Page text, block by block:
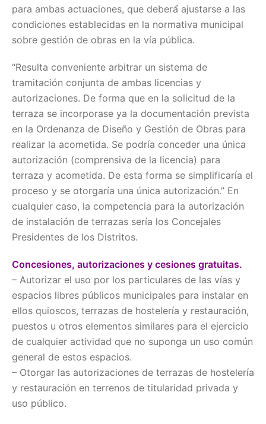
para ambas actuaciones, que deberá́ ajustarse a las
condiciones establecidas en la normativa municipal
sobre gestión de obras en la vía pública.
“Resulta conveniente arbitrar un sistema de
tramitación conjunta de ambas licencias y
autorizaciones. De forma que en la solicitud de la
terraza se incorporase ya la documentación prevista
en la Ordenanza de Diseño y Gestión de Obras para
realizar la acometida. Se podría conceder una única
autorización (comprensiva de la licencia) para
terraza y acometida. De esta forma se simplificaría el
proceso y se otorgaría una única autorización.” En
cualquier caso, la competencia para la autorización
de instalación de terrazas sería los Concejales
Presidentes de los Distritos.
Concesiones, autorizaciones y cesiones gratuitas.
– Autorizar el uso por los particulares de las vías y
espacios libres públicos municipales para instalar en
ellos quioscos, terrazas de hostelería y restauración,
puestos u otros elementos similares para el ejercicio
de cualquier actividad que no suponga un uso común
general de estos espacios.
– Otorgar las autorizaciones de terrazas de hostelería
y restauración en terrenos de titularidad privada y
uso público.